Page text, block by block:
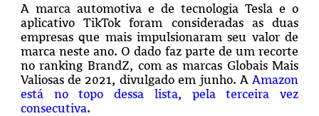
A marca automotiva e de tecnologia Tesla e o
aplicativo TikTok foram consideradas as duas
empresas que mais impulsionaram seu valor de
marca neste ano. O dado faz parte de um recorte
no ranking BrandZ, com as marcas Globais Mais
Valiosas de 2021, divulgado em junho. AAmazon
está no topo dessa lista, pela terceira vez
consecutiva.